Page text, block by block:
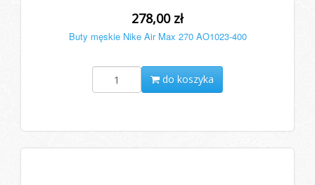
278,00 zł
Buty męskie Nike Air Max 270 AO1023-400
do koszyka